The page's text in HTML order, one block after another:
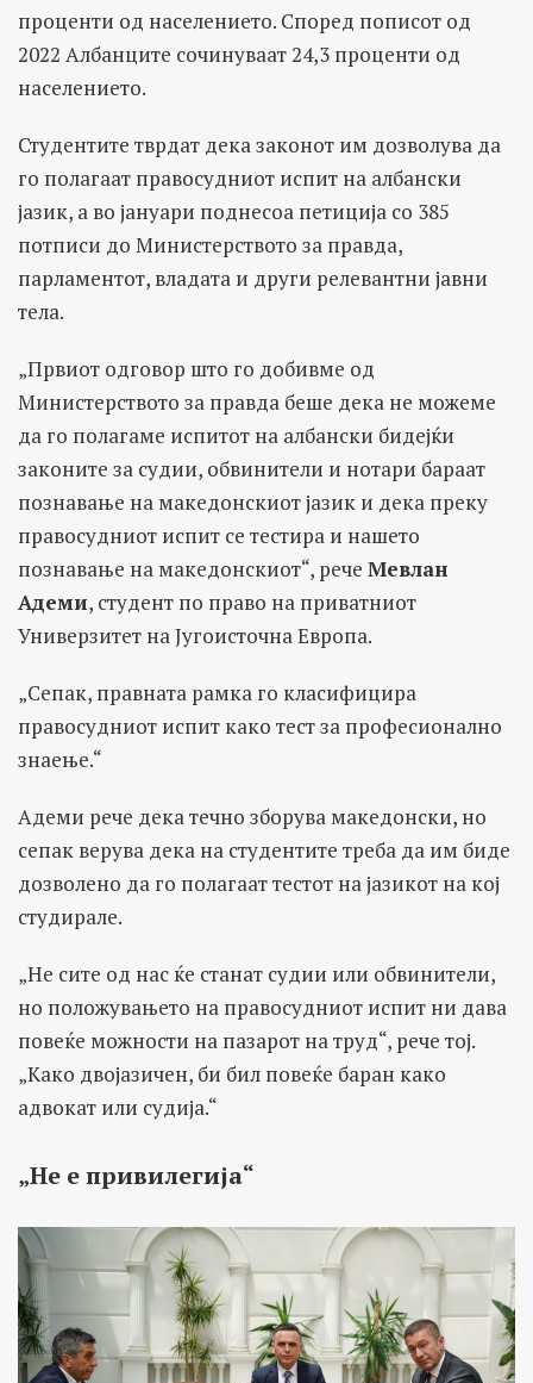
проценти од населението. Според пописот од
2022 Албанците сочинуваат 24,3 проценти од
населението.
Студентите тврдат дека законот им дозволува да
го полагаат правосудниот испит на албански
јазик, а во јануари поднесоа петиција со 385
потписи до Министерството за правда,
парламентот, владата и други релевантни јавни
тела.
„Првиот одговор што го добивме од
Министерството за правда беше дека не можеме
да го полагаме испитот на албански бидејќи
законите за судии, обвинители и нотари бараат
познавање на македонскиот јазик и дека преку
правосудниот испит се тестира и нашето
познавање на македонскиот“, рече Мевлан
Адеми, студент по право на приватниот
Универзитет на Југоисточна Европа.
„Сепак, правната рамка го класифицира
правосудниот испит како тест за професионално
знаење.“
Адеми рече дека течно зборува македонски, но
сепак верува дека на студентите треба да им биде
дозволено да го полагаат тестот на јазикот на кој
студирале.
„Не сите од нас ќе станат судии или обвинители,
но положувањето на правосудниот испит ни дава
повеќе можности на пазарот на труд“, рече тој.
„Како двојазичен, би бил повеќе баран како
адвокат или судија.“
„Не е привилегија“